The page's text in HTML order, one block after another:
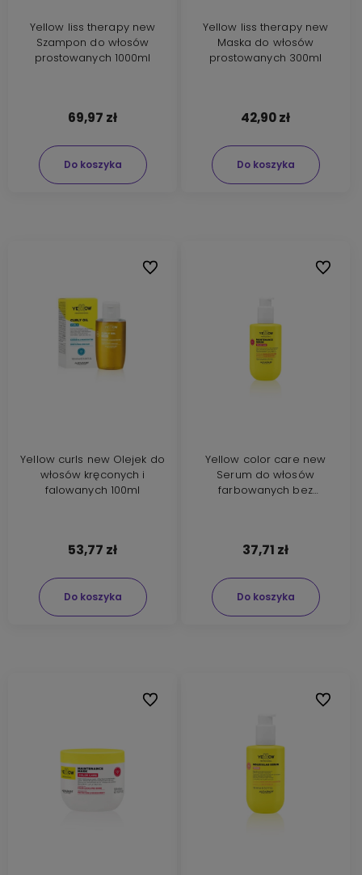
Yellow liss therapy new
Szampon do włosów
prostowanych 1000ml
69,97 zł
Do koszyka
Yellow liss therapy new
Maska do włosów
prostowanych 300ml
42,90 zł
Do koszyka
Yellow curls new Olejek do
włosów kręconych i
falowanych 100ml
53,77 zł
Do koszyka
Do ulubionych
Yellow color care new
Serum do włosów
farbowanych bez
37,71 zł
Do koszyka
Do
Do ulubionych Do